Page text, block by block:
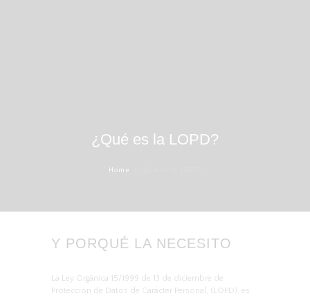
¿Qué es la LOPD?
Home
Y PORQUÉ LA NECESITO
La Ley Orgánica 15/1999 de 13 de diciembre de
Protección de Datos de Carácter Personal, (LOPD), es